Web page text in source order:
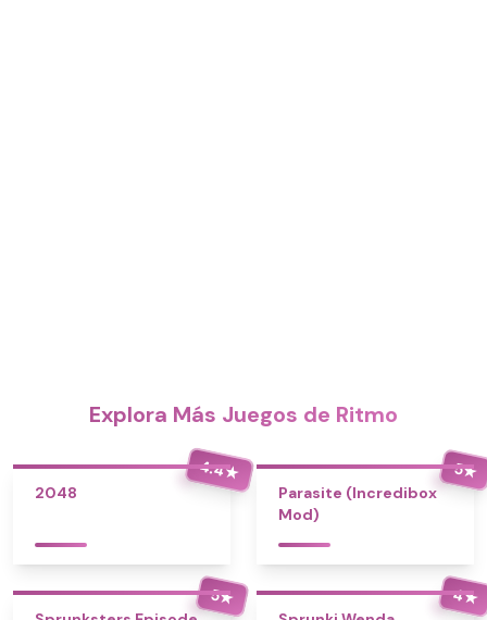
Explora Más Juegos de Ritmo
4.4★
2048
5★
Parasite (Incredibox
Mod)
5★ 4★